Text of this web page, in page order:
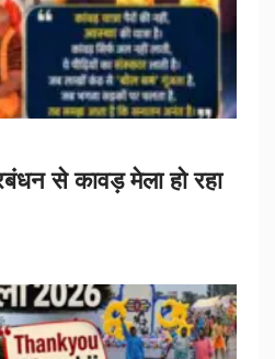
से कावड़ मेला हो रहा